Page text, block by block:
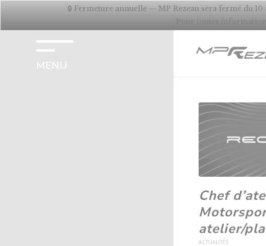
🔒 Fermeture annuelle — MP Rezeau sera fermé du
Pour toutes
MENU
Chef
atelier/
ACTUALITÉS
Panneau de gestion des cookies